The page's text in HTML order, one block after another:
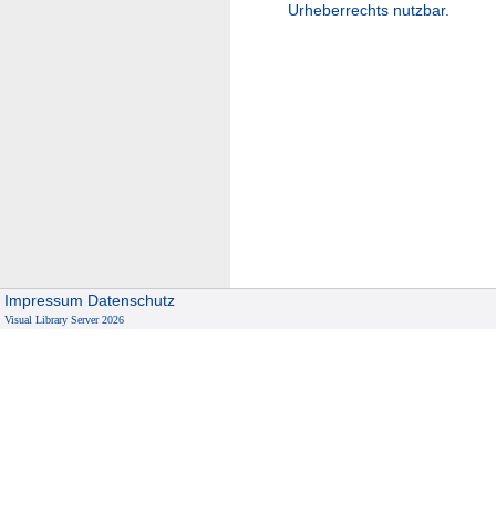
Urheberrechts nutzbar.
Impressum Datenschutz
Visual Library Server 2026